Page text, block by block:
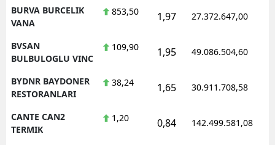
BURVA BURCELIK
VANA
853,50 1,97 27.372.647,00
BVSAN
BULBULOGLU VINC
109,90 1,95 49.086.504,60
BYDNR BAYDONER
RESTORANLARI
38,24 1,65 30.911.708,58
CANTE CAN2
TERMIK
1,20 0,84 142.499.581,08